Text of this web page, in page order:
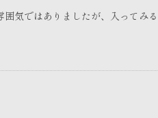
気ではありましたが、入ってみ